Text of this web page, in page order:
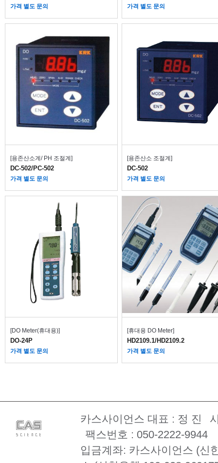
가격 별도 문의 가격 별도 문의
[용존산소계/ PH 조절계]
DC-502/PC-502
가격 별도 문의
[용존산소 조절계]
DC-502
가격 별도 문의
[DO Meter(휴대용)]
DO-24P
가격 별도 문의
[휴대용 DO Meter]
HD2109.1/HD2109.2
가격 별도 문의
카스사이언스 대표 : 정 진
팩스번호 : 050-2222-9944
입금계좌: 카스사이언스 (신